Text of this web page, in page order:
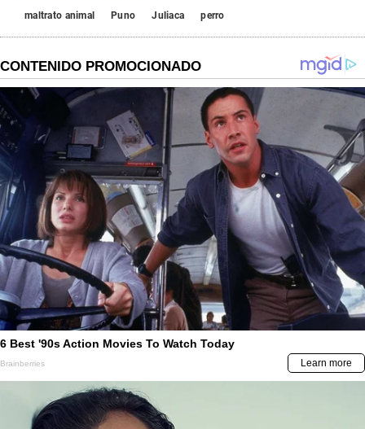
maltrato animal Puno Juliaca perro